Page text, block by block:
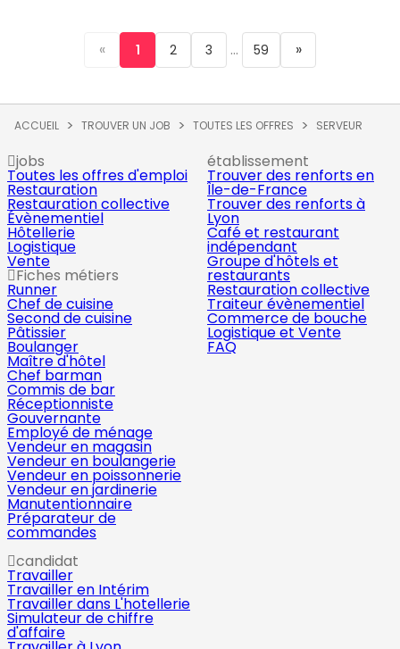
« 1 2 3 ... 59 »
ACCUEIL TROUVER UN JOB TOUTES LES OFFRES SERVEUR
jobs
Toutes les offres d'emploi
Restauration
Restauration collective
Évènementiel
Hôtellerie
Logistique
Vente
Fiches métiers
Runner
Chef de cuisine
Second de cuisine
Pâtissier
Boulanger
Maître d'hôtel
Chef barman
Commis de bar
Réceptionniste
Gouvernante
Employé de ménage
Vendeur en magasin
Vendeur en boulangerie
Vendeur en poissonnerie
Vendeur en jardinerie
Manutentionnaire
Préparateur de
commandes
établissement
Trouver des renforts en
Île-de-France
Trouver des renforts à
Lyon
Café et restaurant
indépendant
Groupe d'hôtels et
restaurants
Restauration collective
Traiteur évènementiel
Commerce de bouche
Logistique et Vente
FAQ
candidat
Travailler
Travailler en Intérim
Travailler dans L'hotellerie
Simulateur de chiffre
d'affaire